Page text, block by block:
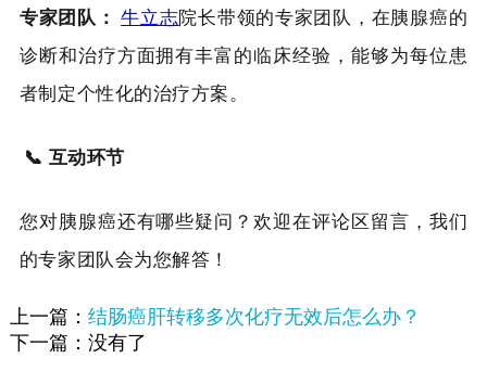
专家团队： 牛立志院长带领的专家团队，在胰腺癌的
诊断和治疗方面拥有丰富的临床经验，能够为每位患
者制定个性化的治疗方案。
📞 互动环节
您对胰腺癌还有哪些疑问？欢迎在评论区留言，我们
的专家团队会为您解答！
上一篇： 结肠癌肝转移多次化疗无效后怎么办？
下一篇：没有了